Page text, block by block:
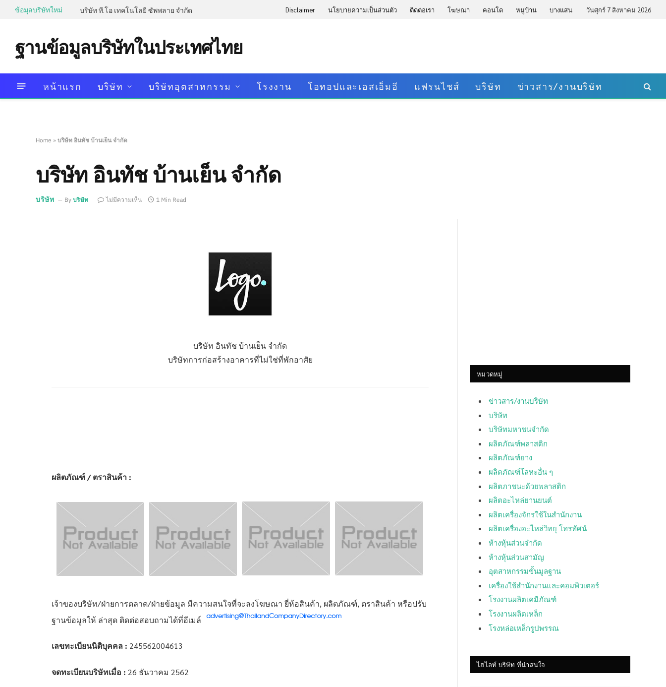
ข้อมุลบริษัทใหม่ บริษัท ที.โอ เทคโนโลยี ซัพพลาย จำกัด Disclaimer นโยบายความเป็นส่วนตัว ติดต่อเรา โฆษณา คอนโด หมู่บ้าน บางแสน วันศุกร์ 7 สิงหาคม 2026
ฐานข้อมูลบริษัทในประเทศไทย
หน้าแรก บริษัท บริษัทอุตสาหกรรม โรงงาน โอทอปและเอสเอ็มอี แฟรนไชส์ บริษัท ข่าวสาร/งานบริษัท
Home » บริษัท อินทัช บ้านเย็น จำกัด
บริษัท อินทัช บ้านเย็น จำกัด
บริษัท By บริษัท ไม่มีความเห็น 1 Min Read
บริษัท อินทัช บ้านเย็น จำกัด
บริษัทการก่อสร้างอาคารที่ไม่ใช่ที่พักอาศัย
ผลิตภัณฑ์ / ตราสินค้า :
เจ้าของบริษัท/ฝ่ายการตลาด/ฝ่ายข้อมูล มีความสนใจที่จะลงโฆษณา ยี่ห้อสินค้า, ผลิตภัณฑ์, ตราสินค้า หรือปรับ
ฐานข้อมูลให้ ล่าสุด ติดต่อสอบถามได้ที่อีเมล์
เลขทะเบียนนิติบุคคล : 245562004613
จดทะเบียนบริษัทเมื่อ : 26 ธันวาคม 2562
หมวดหมู่
ข่าวสาร/งานบริษัท
บริษัท
บริษัทมหาชนจำกัด
ผลิตภัณฑ์พลาสติก
ผลิตภัณฑ์ยาง
ผลิตภัณฑ์โลหะอื่น ๆ
ผลิตภาชนะด้วยพลาสติก
ผลิตอะไหล่ยานยนต์
ผลิตเครื่องจักรใช้ในสำนักงาน
ผลิตเครื่องอะไหล่วิทยุ โทรทัศน์
ห้างหุ้นส่วนจำกัด
ห้างหุ้นส่วนสามัญ
อุตสาหกรรมขั้นมูลฐาน
เครื่องใช้สำนักงานและคอมพิวเตอร์
โรงงานผลิตเคมีภัณฑ์
โรงงานผลิตเหล็ก
โรงหล่อเหล็กรูปพรรณ
ไฮไลท์ บริษัท ที่น่าสนใจ